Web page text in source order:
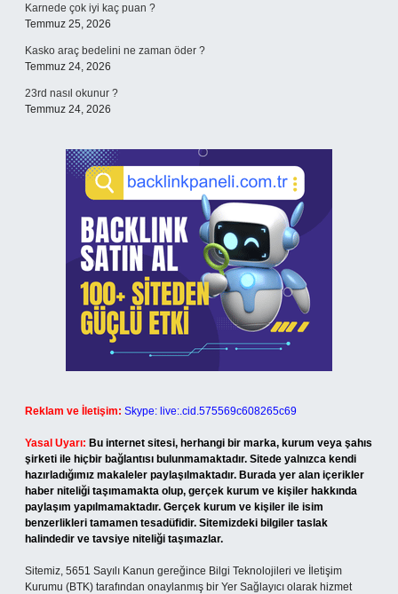
Karnede çok iyi kaç puan ?
Temmuz 25, 2026
Kasko araç bedelini ne zaman öder ?
Temmuz 24, 2026
23rd nasıl okunur ?
Temmuz 24, 2026
Reklam ve İletişim: Skype: live:.cid.575569c608265c69
Yasal Uyarı: Bu internet sitesi, herhangi bir marka, kurum veya şahıs
şirketi ile hiçbir bağlantısı bulunmamaktadır. Sitede yalnızca kendi
hazırladığımız makaleler paylaşılmaktadır. Burada yer alan içerikler
haber niteliği taşımamakta olup, gerçek kurum ve kişiler hakkında
paylaşım yapılmamaktadır. Gerçek kurum ve kişiler ile isim
benzerlikleri tamamen tesadüfidir. Sitemizdeki bilgiler taslak
halindedir ve tavsiye niteliği taşımazlar.
Sitemiz, 5651 Sayılı Kanun gereğince Bilgi Teknolojileri ve İletişim
Kurumu (BTK) tarafından onaylanmış bir Yer Sağlayıcı olarak hizmet